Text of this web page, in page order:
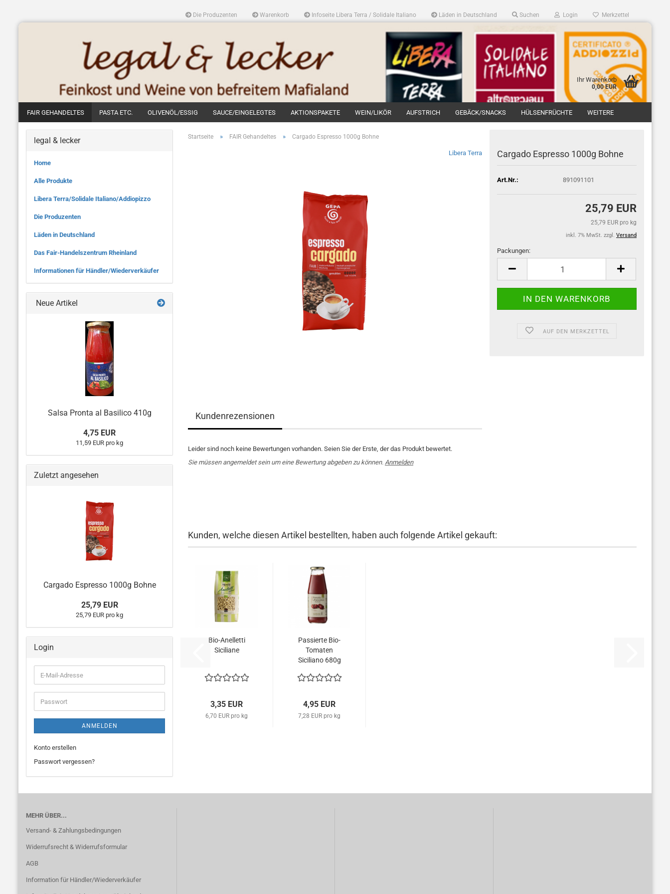
Die Produzenten Warenkorb Infoseite Libera Terra / Solidale Italiano Läden in Deutschland Suchen Login Merkzettel
Ihr Warenkorb
0,00 EUR
FAIR GEHANDELTES PASTA ETC. OLIVENÖL/ESSIG SAUCE/EINGELEGTES AKTIONSPAKETE WEIN/LIKÖR AUFSTRICH GEBÄCK/SNACKS HÜLSENFRÜCHTE WEITERE
Startseite » FAIR Gehandeltes » Cargado Espresso 1000g Bohne
Libera Terra Cargado Espresso 1000g Bohne
Art.Nr.: 891091101
25,79 EUR
25,79 EUR pro kg
inkl. 7% MwSt. zzgl. Versand
Packungen:
Packungen
AUF DEN MERKZETTEL
Kundenrezensionen
Leider sind noch keine Bewertungen vorhanden. Seien Sie der Erste, der das Produkt bewertet.
Sie müssen angemeldet sein um eine Bewertung abgeben zu können. Anmelden
Kunden, welche diesen Artikel bestellten, haben auch folgende Artikel gekauft:
Bio-Anelletti
Siciliane
3,35 EUR
6,70 EUR pro kg
Passierte Bio-
Tomaten
Siciliano 680g
4,95 EUR
7,28 EUR pro kg
legal & lecker
Home
Alle Produkte
Libera Terra/Solidale Italiano/Addiopizzo
Die Produzenten
Läden in Deutschland
Das Fair-Handelszentrum Rheinland
Informationen für Händler/Wiederverkäufer
Neue Artikel
Salsa Pronta al Basilico 410g
4,75 EUR
11,59 EUR pro kg
Zuletzt angesehen
Cargado Espresso 1000g Bohne
25,79 EUR
25,79 EUR pro kg
Login
E-
Mail-
Adresse
Passwort
ANMELDEN
Konto erstellen
Passwort vergessen?
MEHR ÜBER...
Versand- & Zahlungsbedingungen
Widerrufsrecht & Widerrufsformular
AGB
Information für Händler/Wiederverkäufer